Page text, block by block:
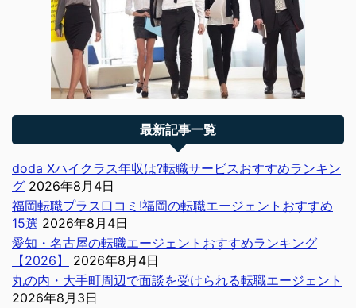
最新記事一覧
doda Xハイクラス年収は?転職サービスおすすめランキン
グ 2026年8月4日
福岡転職プラス口コミ!福岡の転職エージェントおすすめ
15選 2026年8月4日
愛知・名古屋の転職エージェントおすすめランキング
【2026】
2026年8月4日
丸の内・大手町周辺で面談を受けられる転職エージェント
2026年8月3日